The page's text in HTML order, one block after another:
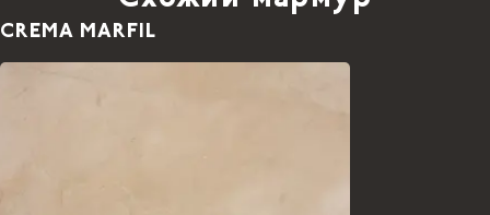
CREMA MARFIL